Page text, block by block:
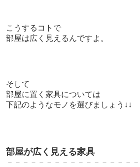
こうするコトで
部屋は広く見えるんですよ。
そして
部屋に置く家具については
下記のようなモノを選びましょう↓↓
部屋が広く見える家具
－－－－－－－－－－－－－－－－